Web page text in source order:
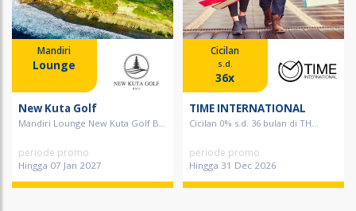
Mandiri
Lounge
New Kuta Golf
Mandiri Lounge New Kuta Golf B...
periode promo
Hingga 07 Jan 2027
Cicilan
s.d.
36x
TIME INTERNATIONAL
Cicilan 0% s.d. 36 bulan di TH...
periode promo
Hingga 31 Dec 2026